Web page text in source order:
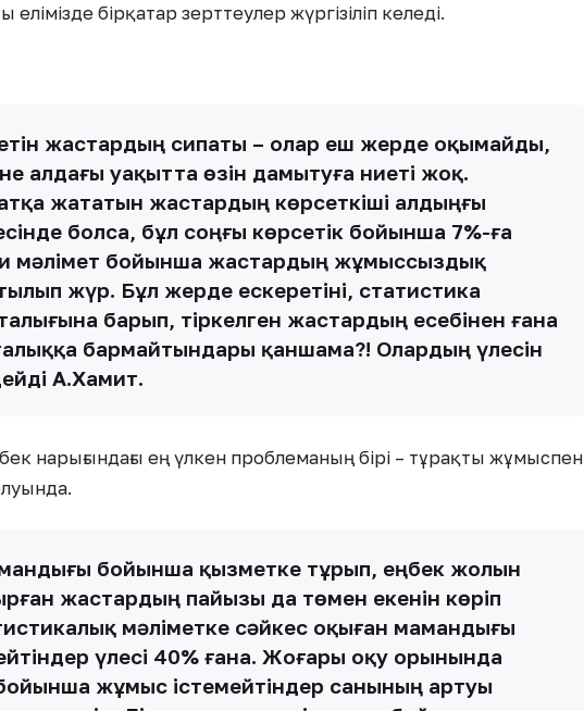
бірқатар зерттеулер жүргізіліп келеді.
жастардың сипаты – олар еш жерде оқымайды,
алдағы уақытта өзін дамытуға ниеті жоқ.
жататын жастардың көрсеткіші алдыңғы
болса, бұл соңғы көрсетік бойынша 7%-ға
мәлімет бойынша жастардың жұмыссыздық
жүр. Бұл жерде ескеретіні, статистика
барып, тіркелген жастардың есебінен ғана
бармайтындары қаншама?! Олардың үлесін
А.Хамит.
нарығындағы ең үлкен проблеманың бірі – тұрақты жұмыспен
бойынша қызметке тұрып, еңбек жолын
жастардың пайызы да төмен екенін көріп
мәліметке сәйкес оқыған мамандығы
үлесі 40% ғана. Жоғары оқу орынында
жұмыс істемейтіндер санының артуы